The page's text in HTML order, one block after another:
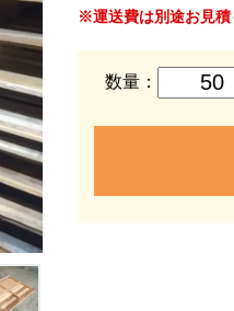
※運送費は別途お見
数量：